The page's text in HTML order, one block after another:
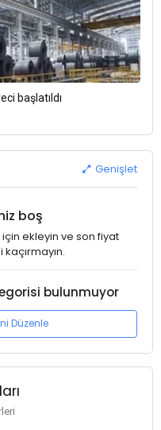
başlatıldı
Genişlet
boş
için ekleyin ve son fiyat
bulunmuyor
Düzenle